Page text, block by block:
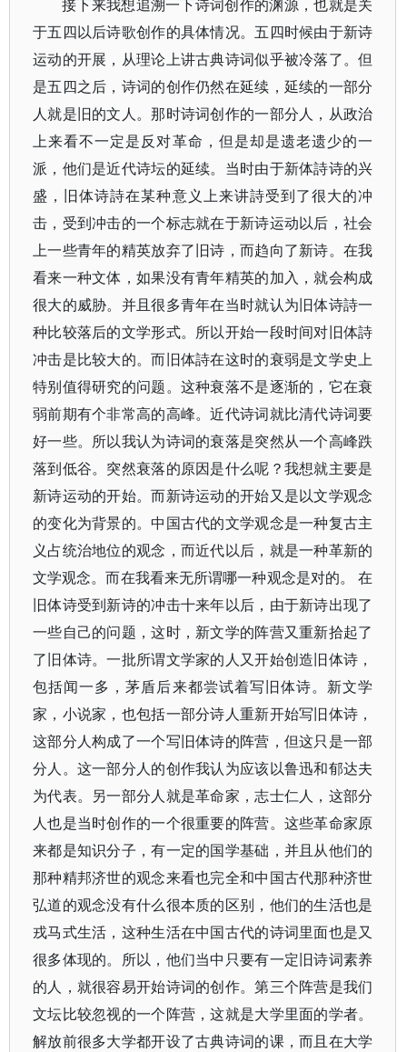
接下来我想追溯一下诗词创作的渊源，也就是关
于五四以后诗歌创作的具体情况。五四时候由于新诗
运动的开展，从理论上讲古典诗词似乎被冷落了。但
是五四之后，诗词的创作仍然在延续，延续的一部分
人就是旧的文人。那时诗词创作的一部分人，从政治
上来看不一定是反对革命，但是却是遗老遗少的一
派，他们是近代诗坛的延续。当时由于新体詩诗的兴
盛，旧体诗詩在某种意义上来讲詩受到了很大的冲
击，受到冲击的一个标志就在于新诗运动以后，社会
上一些青年的精英放弃了旧诗，而趋向了新诗。在我
看来一种文体，如果没有青年精英的加入，就会构成
很大的威胁。并且很多青年在当时就认为旧体诗詩一
种比较落后的文学形式。所以开始一段时间对旧体詩
冲击是比较大的。而旧体詩在这时的衰弱是文学史上
特别值得研究的问题。这种衰落不是逐渐的，它在衰
弱前期有个非常高的高峰。近代诗词就比清代诗词要
好一些。所以我认为诗词的衰落是突然从一个高峰跌
落到低谷。突然衰落的原因是什么呢？我想就主要是
新诗运动的开始。而新诗运动的开始又是以文学观念
的变化为背景的。中国古代的文学观念是一种复古主
义占统治地位的观念，而近代以后，就是一种革新的
文学观念。而在我看来无所谓哪一种观念是对的。 在
旧体诗受到新诗的冲击十来年以后，由于新诗出现了
一些自己的问题，这时，新文学的阵营又重新拾起了
了旧体诗。一批所谓文学家的人又开始创造旧体诗，
包括闻一多，茅盾后来都尝试着写旧体诗。新文学
家，小说家，也包括一部分诗人重新开始写旧体诗，
这部分人构成了一个写旧体诗的阵营，但这只是一部
分人。这一部分人的创作我认为应该以鲁迅和郁达夫
为代表。另一部分人就是革命家，志士仁人，这部分
人也是当时创作的一个很重要的阵营。这些革命家原
来都是知识分子，有一定的国学基础，并且从他们的
那种精邦济世的观念来看也完全和中国古代那种济世
弘道的观念没有什么很本质的区别，他们的生活也是
戎马式生活，这种生活在中国古代的诗词里面也是又
很多体现的。所以，他们当中只要有一定旧诗词素养
的人，就很容易开始诗词的创作。第三个阵营是我们
文坛比较忽视的一个阵营，这就是大学里面的学者。
解放前很多大学都开设了古典诗词的课，而且在大学